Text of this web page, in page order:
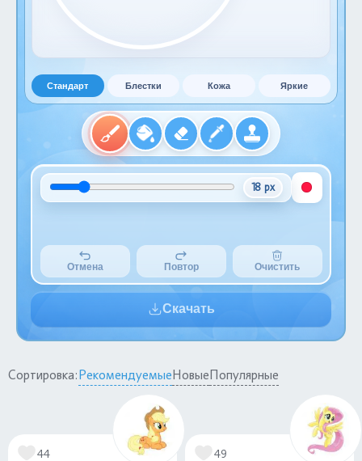
Стандарт Блестки Кожа Яркие
18 px
Отмена Повтор Очистить
Скачать
Сортировка:РекомендуемыеНовыеПопулярные
44 49